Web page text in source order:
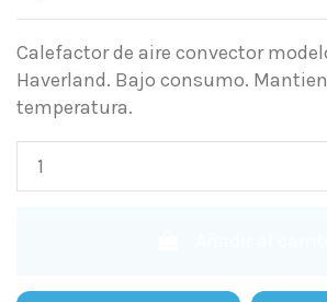
Calefactor de aire convector
Haverland. Bajo consumo.
temperatura.